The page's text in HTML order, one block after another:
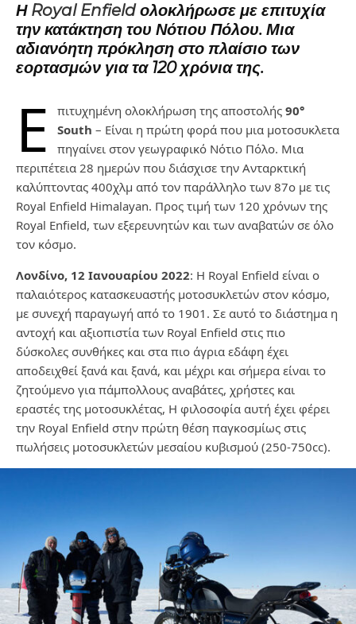
Η Royal Enfieldολοκλήρωσε με επιτυχία
την κατάκτηση του Νότιου Πόλου. Μια
αδιανόητη πρόκληση στο πλαίσιο των
εορτασμών για τα 120 χρόνια της.
Ε πιτυχημένη ολοκλήρωση της αποστολής 90°
South – Είναι η πρώτη φορά που μια μοτοσυκλετα
πηγαίνει στον γεωγραφικό Νότιο Πόλο. Μια
περιπέτεια 28 ημερών που διάσχισε την Ανταρκτική
καλύπτοντας 400χλμ από τον παράλληλο των 87ο με τις
Royal Enfield Himalayan. Προς τιμή των 120 χρόνων της
Royal Enfield, των εξερευνητών και των αναβατών σε όλο
τον κόσμο.
Λονδίνο, 12 Ιανουαρίου 2022: Η Royal Enfield είναι ο
παλαιότερος κατασκευαστής μοτοσυκλετών στον κόσμο,
με συνεχή παραγωγή από το 1901. Σε αυτό το διάστημα η
αντοχή και αξιοπιστία των Royal Enfield στις πιο
δύσκολες συνθήκες και στα πιο άγρια εδάφη έχει
αποδειχθεί ξανά και ξανά, και μέχρι και σήμερα είναι το
ζητούμενο για πάμπολλους αναβάτες, χρήστες και
εραστές της μοτοσυκλέτας, Η φιλοσοφία αυτή έχει φέρει
την Royal Enfield στην πρώτη θέση παγκοσμίως στις
πωλήσεις μοτοσυκλετών μεσαίου κυβισμού (250-750cc).